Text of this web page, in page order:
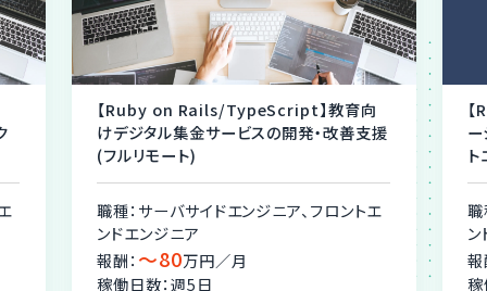
【Ruby on Rails/TypeScript】教育向
けデジタル集金サービスの開発・改善支援
(フルリモート)
職種：サーバサイドエンジニア、フロントエ
ンドエンジニア
報酬： 〜80万円／月
稼働日数：週5日
ー
職
ン
報